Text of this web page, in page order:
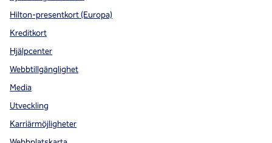
Hilton-presentkort (Europa)
Kreditkort
Hjälpcenter
Webbtillgänglighet
Media
Utveckling
Karriärmöjligheter